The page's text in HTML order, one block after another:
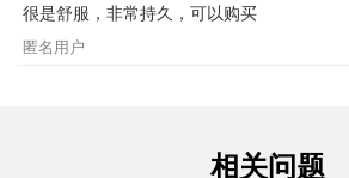
很是舒服，非常持久，可以购买
匿名用户
相关问题